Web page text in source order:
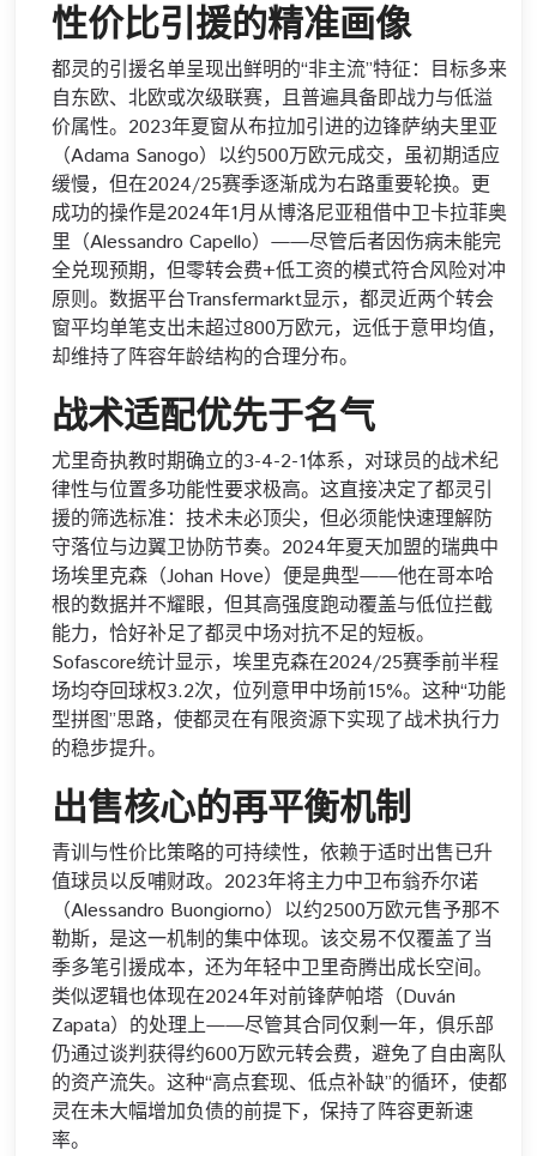
性价比引援的精准画像
都灵的引援名单呈现出鲜明的“非主流”特征：目标多来
自东欧、北欧或次级联赛，且普遍具备即战力与低溢
价属性。2023年夏窗从布拉加引进的边锋萨纳夫里亚
（Adama Sanogo）以约500万欧元成交，虽初期适应
缓慢，但在2024/25赛季逐渐成为右路重要轮换。更
成功的操作是2024年1月从博洛尼亚租借中卫卡拉菲奥
里（Alessandro Capello）——尽管后者因伤病未能完
全兑现预期，但零转会费+低工资的模式符合风险对冲
原则。数据平台Transfermarkt显示，都灵近两个转会
窗平均单笔支出未超过800万欧元，远低于意甲均值，
却维持了阵容年龄结构的合理分布。
战术适配优先于名气
尤里奇执教时期确立的3-4-2-1体系，对球员的战术纪
律性与位置多功能性要求极高。这直接决定了都灵引
援的筛选标准：技术未必顶尖，但必须能快速理解防
守落位与边翼卫协防节奏。2024年夏天加盟的瑞典中
场埃里克森（Johan Hove）便是典型——他在哥本哈
根的数据并不耀眼，但其高强度跑动覆盖与低位拦截
能力，恰好补足了都灵中场对抗不足的短板。
Sofascore统计显示，埃里克森在2024/25赛季前半程
场均夺回球权3.2次，位列意甲中场前15%。这种“功能
型拼图”思路，使都灵在有限资源下实现了战术执行力
的稳步提升。
出售核心的再平衡机制
青训与性价比策略的可持续性，依赖于适时出售已升
值球员以反哺财政。2023年将主力中卫布翁乔尔诺
（Alessandro Buongiorno）以约2500万欧元售予那不
勒斯，是这一机制的集中体现。该交易不仅覆盖了当
季多笔引援成本，还为年轻中卫里奇腾出成长空间。
类似逻辑也体现在2024年对前锋萨帕塔（Duván
Zapata）的处理上——尽管其合同仅剩一年，俱乐部
仍通过谈判获得约600万欧元转会费，避免了自由离队
的资产流失。这种“高点套现、低点补缺”的循环，使都
灵在未大幅增加负债的前提下，保持了阵容更新速
率。